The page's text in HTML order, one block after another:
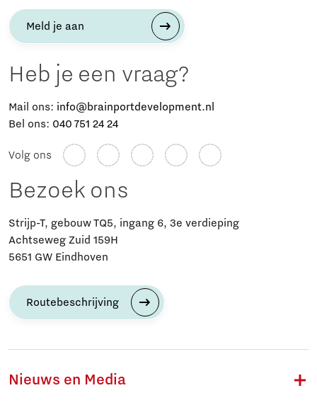
Meld je aan
Heb je een vraag?
Mail ons: info@brainportdevelopment.nl
Bel ons: 040 751 24 24
Volg ons
Bezoek ons
Strijp-T, gebouw TQ5, ingang 6, 3e verdieping
Achtseweg Zuid 159H
5651 GW Eindhoven
Routebeschrijving
Nieuws en Media